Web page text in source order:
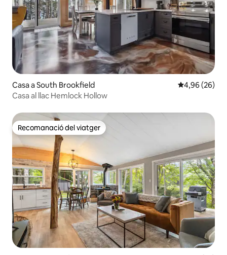
Casa a South Brookfield 4,96 de
4,96 (26)
Casa al llac Hemlock Hollow
Recomanació del viatger
Recomanació del viatger